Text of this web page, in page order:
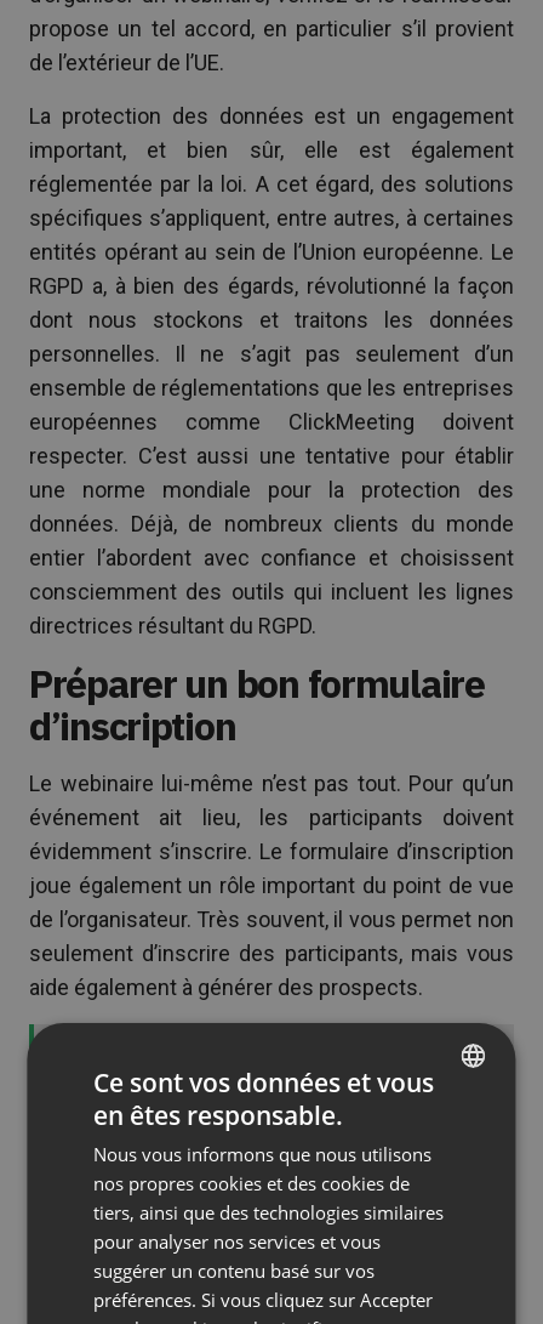
propose un tel accord, en particulier s’il provient
de l’extérieur de l’UE.
La protection des données est un engagement
important, et bien sûr, elle est également
réglementée par la loi. A cet égard, des solutions
spécifiques s’appliquent, entre autres, à certaines
entités opérant au sein de l’Union européenne. Le
RGPD a, à bien des égards, révolutionné la façon
dont nous stockons et traitons les données
personnelles. Il ne s’agit pas seulement d’un
ensemble de réglementations que les entreprises
européennes comme ClickMeeting doivent
respecter. C’est aussi une tentative pour établir
une norme mondiale pour la protection des
données. Déjà, de nombreux clients du monde
entier l’abordent avec confiance et choisissent
consciemment des outils qui incluent les lignes
directrices résultant du RGPD.
Préparer un bon formulaire
d’inscription
Le webinaire lui-même n’est pas tout. Pour qu’un
événement ait lieu, les participants doivent
évidemment s’inscrire. Le formulaire d’inscription
joue également un rôle important du point de vue
de l’organisateur. Très souvent, il vous permet non
seulement d’inscrire des participants, mais vous
aide également à générer des prospects.
Créer une vidéo promo facilement et à
petit prix
De nombreuses entreprises souhaitent donc que
leurs participants autorisent l’utilisation de leurs
données à des fins de marketing. Bien que tirer
parti du potentiel du marketing par webinaire offre
d’énormes avantages, en même temps, il est
FRENCH
GERMAN
Ce sont vos données et vous
en êtes responsable.
Nous vous informons que nous utilisons
nos propres cookies et des cookies de
tiers, ainsi que des technologies similaires
pour analyser nos services et vous
suggérer un contenu basé sur vos
préférences. Si vous cliquez sur Accepter